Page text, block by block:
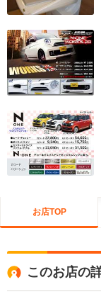
お店TOP
このお店の